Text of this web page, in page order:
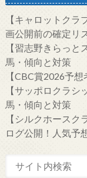
【キャロットク
画公開前の確定リ
【習志野きらっ
馬・傾向と対策
【CBC賞2026予
【サッポロクラ
馬・傾向と対策
【シルクホース
ログ公開！人気予